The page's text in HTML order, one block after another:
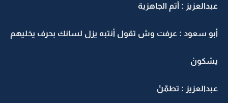
عبدالعزيز : أتم الجاهزية
أبو سعود : عرفت وش تقول أنتبه يزل لسانك بحرف يخليهم
يشكونْ
عبدالعزيز : تطمّنْ